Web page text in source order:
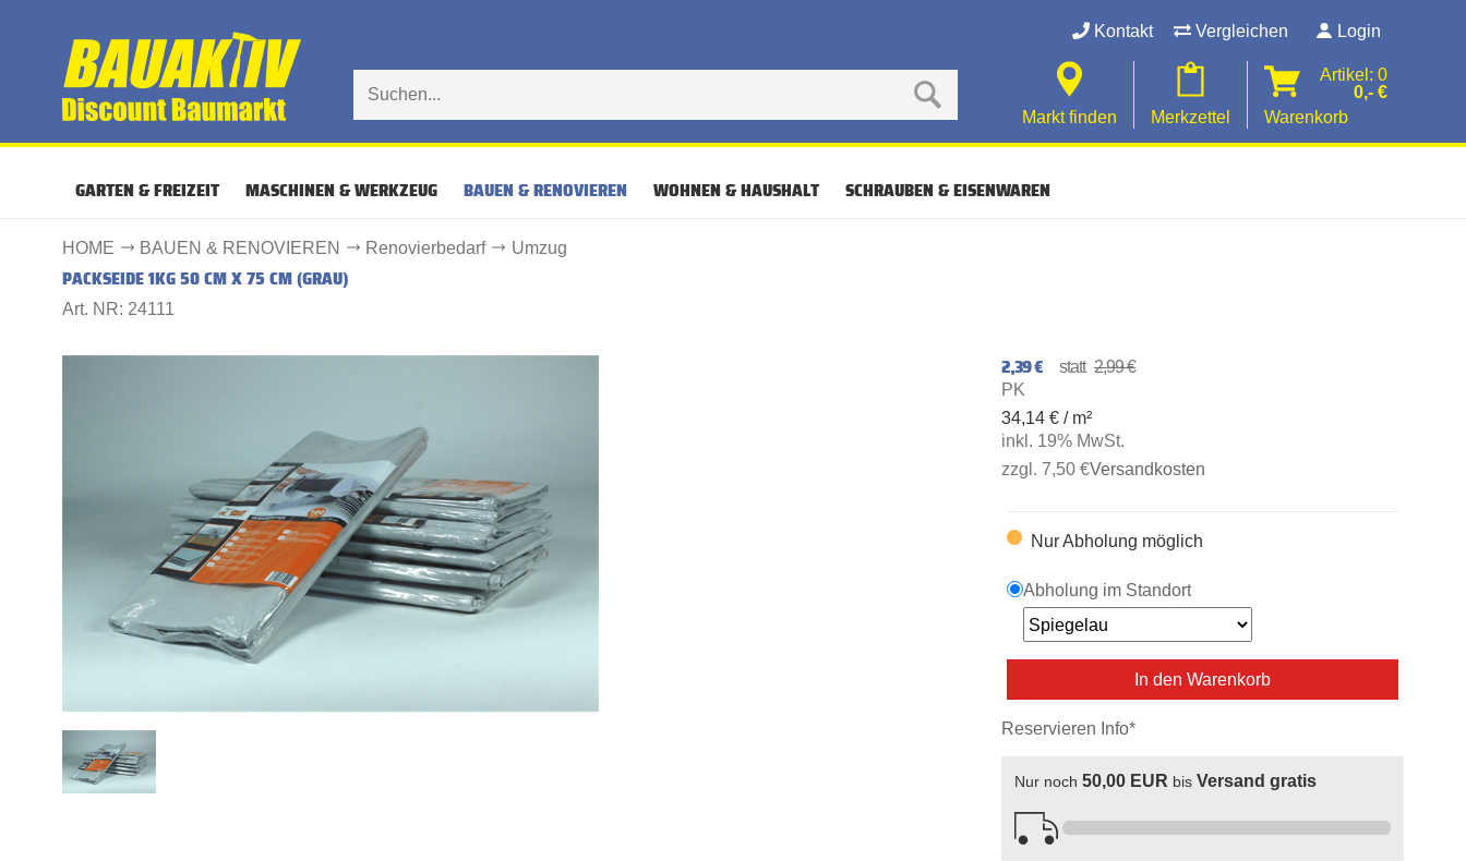
Kontakt Vergleichen Login
Markt finden Merkzettel
Artikel: 0
0,- €
Warenkorb
GARTEN & FREIZEIT MASCHINEN & WERKZEUG BAUEN & RENOVIEREN WOHNEN & HAUSHALT SCHRAUBEN & EISENWAREN
HOME BAUEN & RENOVIEREN Renovierbedarf Umzug
PACKSEIDE 1KG 50 CM X 75 CM (GRAU)
Art. NR: 24111
2,99 €
2,39 €
PK
34,14 € / m²
inkl. 19% MwSt.
zzgl. 7,50 €Versandkosten
Nur Abholung möglich
Abholung im Standort
In den Warenkorb
Reservieren Info*
Nur noch 50,00 EUR bis Versand gratis